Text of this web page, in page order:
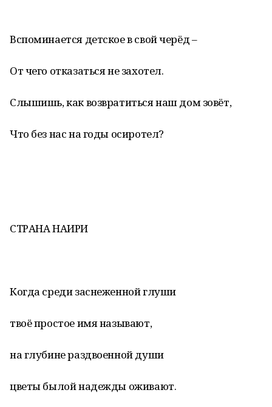
Вспоминается детское в свой черёд –
От чего отказаться не захотел.
Слышишь, как возвратиться наш дом зовёт,
Что без нас на годы осиротел?
СТРАНА НАИРИ
Когда среди заснеженной глуши
твоё простое имя называют,
на глубине раздвоенной души
цветы былой надежды оживают.